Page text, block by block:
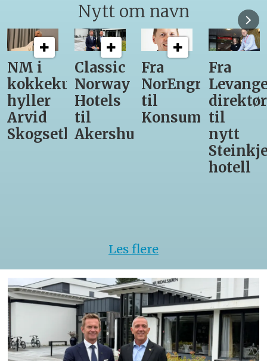
Nytt om navn
Classic
Norway
Hotels
til
Akershus
Fra
NorEngros
til
Konsumgruppen
Fra
Levanger-
direktør
til
Steinkjer-
12
får
være
med
Asko
Les flere